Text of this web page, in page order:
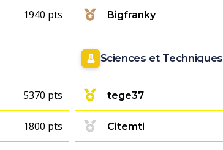
1940 pts Bigfranky
5370 pts
1800 pts
Sciences et Techniques
tege37
Citemti